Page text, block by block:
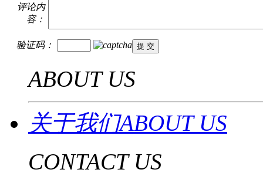
评论内
容：
验证码：
ABOUT US
关于我们ABOUT US
CONTACT US